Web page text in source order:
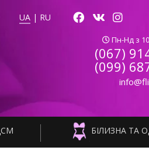
UA | RU
Пн-Нд з
(067)
(099)
БІЛИЗНА ТА